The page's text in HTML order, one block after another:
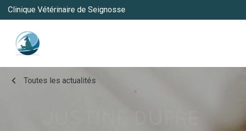
Clinique Vétérinaire de Seignosse
chevron_left Toutes les actualités